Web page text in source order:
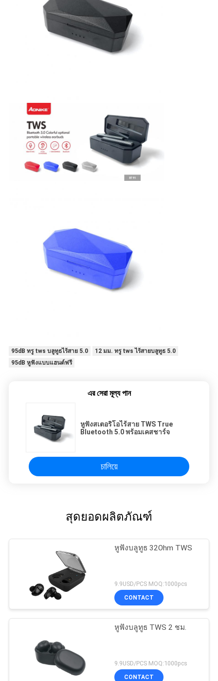
95dB ทรู tws บลูทูธไร้สาย 5.0
12 มม. ทรู tws ไร้สายบลูทูธ 5.0
95dB หูฟังแบบแฮนด์ฟรี
এর সেরা মূল্য পান
หูฟังสเตอริโอไร้สาย TWS True
Bluetooth 5.0 พร้อมเคสชาร์จ
চালিয়ে
สุดยอดผลิตภัณฑ์
หูฟังบลูทูธ 32Ohm TWS
9.9USD/PCS MOQ:1000pcs
CONTACT
หูฟังบลูทูธ TWS 2 ชม.
9.9USD/PCS MOQ:1000pcs
CONTACT